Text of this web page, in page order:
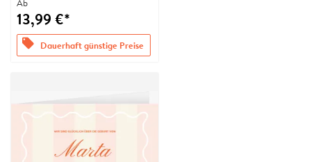
Ab
13,99 €*
offers Dauerhaft günstige Preise